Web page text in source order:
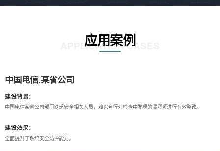
应用案例
APPLICATION CASES
中国电信.某省公司
建设背景：
中国电信某省公司部门缺乏安全相关人员，难以自行对检查中发现的漏洞项进行有效整改。
建设效果：
全面提升了系统安全防护能力。